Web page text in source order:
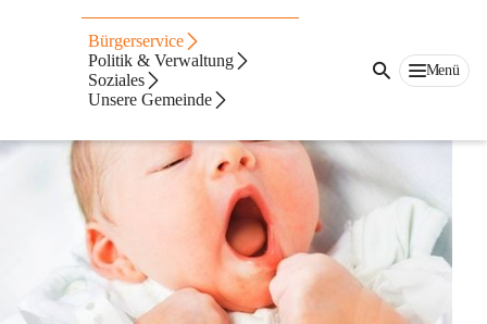
Bürgerservice
Politik & Verwaltung
Soziales
Unsere Gemeinde
Menü
Geburt